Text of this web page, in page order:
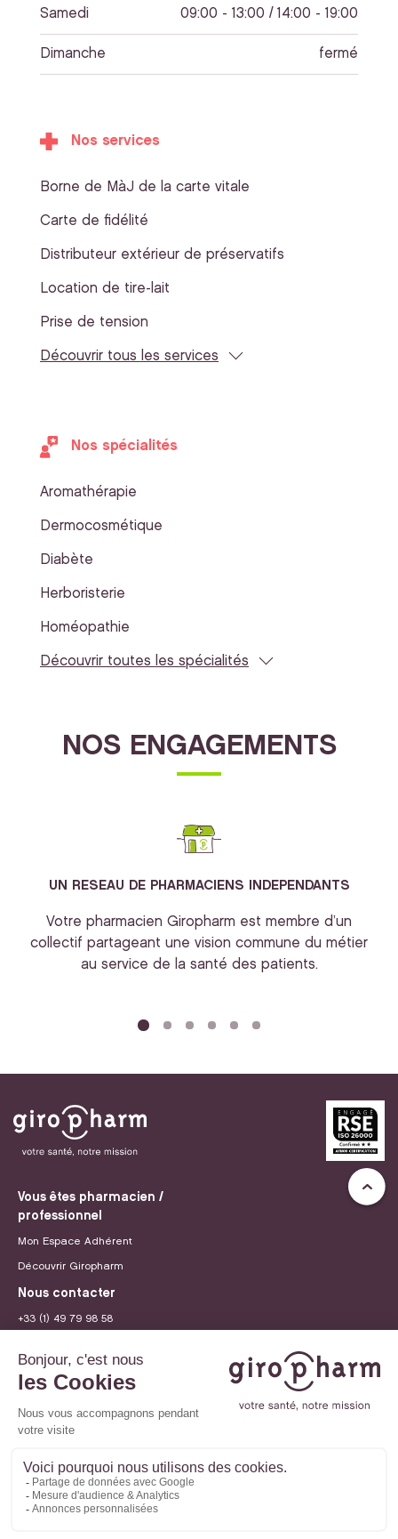
Samedi 09:00 - 13:00 / 14:00 - 19:00
Dimanche fermé
Nos services
Borne de MàJ de la carte vitale
Carte de fidélité
Distributeur extérieur de préservatifs
Location de tire-lait
Prise de tension
Découvrir tous les services
Nos spécialités
Aromathérapie
Dermocosmétique
Diabète
Herboristerie
Homéopathie
Découvrir toutes les spécialités
NOS ENGAGEMENTS
UN RESEAU DE PHARMACIENS INDEPENDANTS
Votre pharmacien Giropharm est membre d’un
collectif partageant une vision commune du métier
au service de la santé des patients.
Vous êtes pharmacien /
professionnel
Mon Espace Adhérent
Découvrir Giropharm
Nous contacter
+33 (1) 49 79 98 58
Recrutement